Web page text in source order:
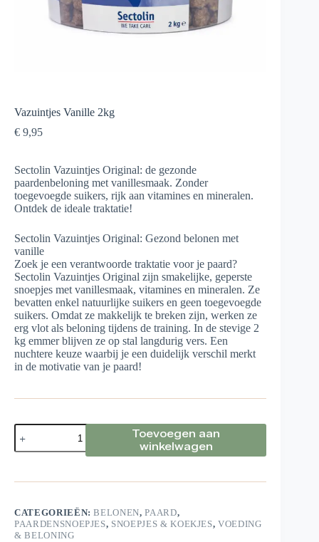
Vazuintjes Vanille 2kg
€ 9,95
Sectolin Vazuintjes Original: de gezonde
paardenbeloning met vanillesmaak. Zonder
toegevoegde suikers, rijk aan vitamines en mineralen.
Ontdek de ideale traktatie!
Sectolin Vazuintjes Original: Gezond belonen met
vanille
Zoek je een verantwoorde traktatie voor je paard?
Sectolin Vazuintjes Original zijn smakelijke, geperste
snoepjes met vanillesmaak, vitamines en mineralen. Ze
bevatten enkel natuurlijke suikers en geen toegevoegde
suikers. Omdat ze makkelijk te breken zijn, werken ze
erg vlot als beloning tijdens de training. In de stevige 2
kg emmer blijven ze op stal langdurig vers. Een
nuchtere keuze waarbij je een duidelijk verschil merkt
in de motivatie van je paard!
Vazuintjes
Vanille
2kg
Toevoegen aan
winkelwagen
CATEGORIEËN:BELONEN,PAARD,
PAARDENSNOEPJES, SNOEPJES & KOEKJES,VOEDING
& BELONING